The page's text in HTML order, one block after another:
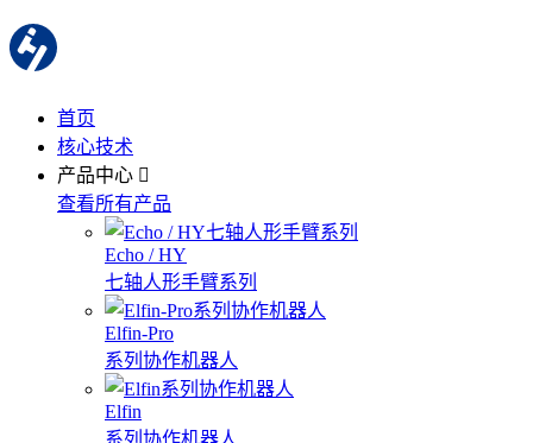
首页
核心技术
产品中心
查看所有产品
Echo / HY
七轴人形手臂系列
Elfin-Pro
系列协作机器人
Elfin
系列协作机器人